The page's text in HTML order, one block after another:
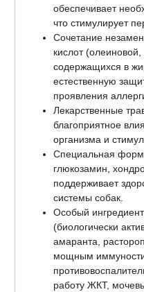
обеспечивает
что стимулирует
Сочетание
кислот
содержащихся в
естественную
проявления
Лекарственные
благоприятное
организма и
Специальная
глюкозамин,
поддерживает
системы собак.
Особый
(биологически
амаранта,
мощным
работу ЖКТ,